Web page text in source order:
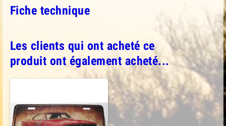
Fiche technique
Les clients qui ont acheté ce
produit ont également acheté...